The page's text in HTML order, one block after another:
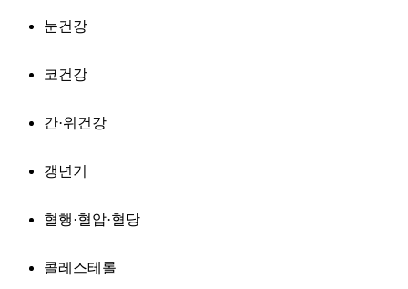
눈건강
코건강
간·위건강
갱년기
혈행·혈압·혈당
콜레스테롤